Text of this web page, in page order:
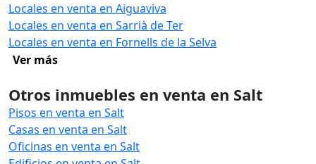
Locales en venta en Aiguaviva
Locales en venta en Sarrià de Ter
Locales en venta en Fornells de la Selva
Ver más
Otros inmuebles en venta en Salt
Pisos en venta en Salt
Casas en venta en Salt
Oficinas en venta en Salt